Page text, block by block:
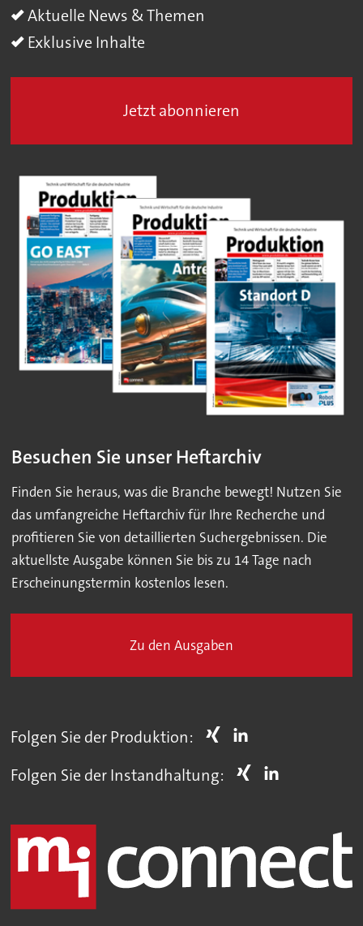
Aktuelle News & Themen
Exklusive Inhalte
Jetzt abonnieren
Besuchen Sie unser Heftarchiv
Finden Sie heraus, was die Branche bewegt! Nutzen Sie
das umfangreiche Heftarchiv für Ihre Recherche und
profitieren Sie von detaillierten Suchergebnissen. Die
aktuellste Ausgabe können Sie bis zu 14 Tage nach
Erscheinungstermin kostenlos lesen.
Zu den Ausgaben
Folgen Sie der Produktion:
Folgen Sie der Instandhaltung: